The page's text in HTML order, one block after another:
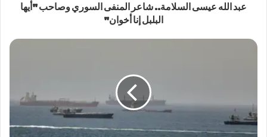
عبد الله عيسى السلامة.. شاعر المنفى السوري وصاحب "أيها
البلبل إنا أخوان"